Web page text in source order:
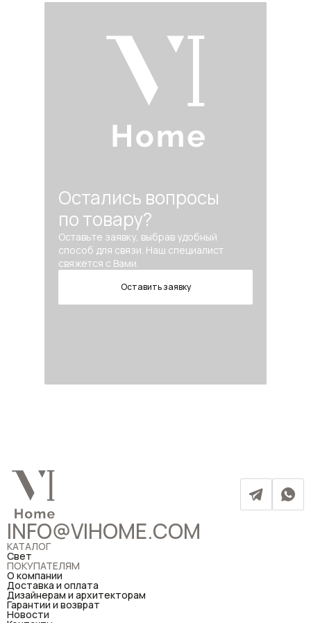
Остались вопросы
по товару?
Оставьте заявку, выбрав удобный
способ для связи. Наш специалист
свяжется с Вами.
Оставить заявку
INFO@VIHOME.COM
КАТАЛОГ
Свет
ПОКУПАТЕЛЯМ
О компании
Доставка и оплата
Дизайнерам и архитекторам
Гарантии и возврат
Новости